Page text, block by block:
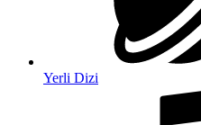
Yerli Dizi